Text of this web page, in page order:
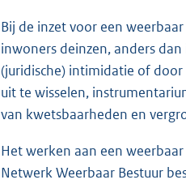
Bij de inzet voor een
inwoners deinzen, anders
(juridische) intimidatie of
uit te wisselen,
van kwetsbaarheden en
Het werken aan een
Netwerk Weerbaar Bestuur